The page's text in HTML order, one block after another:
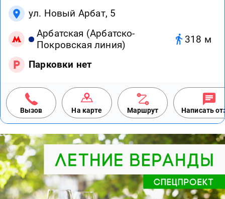
ул. Новый Арбат, 5
Арбатская (Арбатско-
Покровская линия)
318 м
Парковки нет
Вызов На карте Маршрут Написать